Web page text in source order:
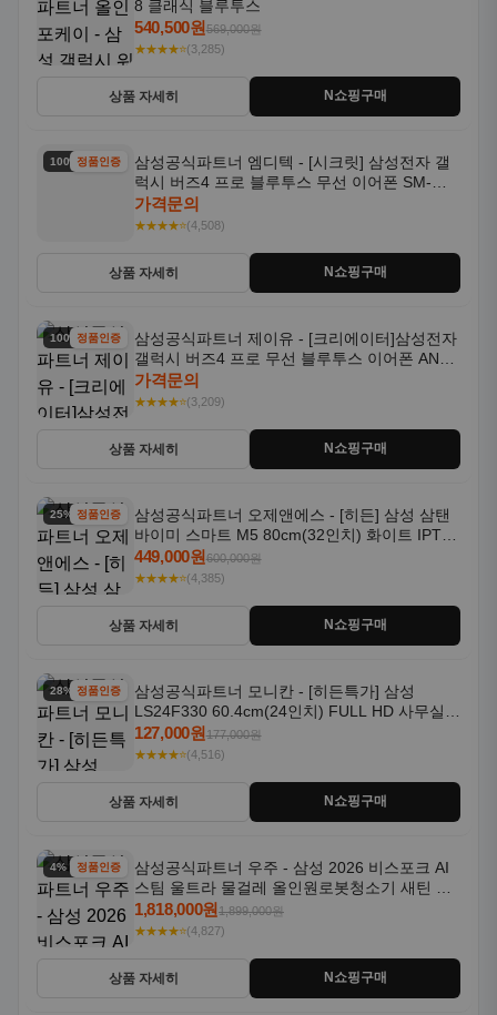
8 클래식 블루투스
540,500원569,000원
★★★★⭐(3,285)
상품 자세히 N쇼핑구매
100% 할인
정품인증
삼성공식파트너 엠디텍 - [시크릿] 삼성전자 갤
럭시 버즈4 프로 블루투스 무선 이어폰 SM-
R640N
가격문의
★★★★⭐(4,508)
상품 자세히 N쇼핑구매
100% 할인
정품인증
삼성공식파트너 제이유 - [크리에이터]삼성전자
갤럭시 버즈4 프로 무선 블루투스 이어폰 ANC
SM-R640N
가격문의
★★★★⭐(3,209)
상품 자세히 N쇼핑구매
25% 할인정품인증
삼성공식파트너 오제앤에스 - [히든] 삼성 삼탠
바이미 스마트 M5 80cm(32인치) 화이트 IPTV
OTT 패키지
449,000원600,000원
★★★★⭐(4,385)
상품 자세히 N쇼핑구매
28% 할인정품인증
삼성공식파트너 모니칸 - [히든특가] 삼성
LS24F330 60.4cm(24인치) FULL HD 사무실/
컴퓨터 모니터
127,000원177,000원
★★★★⭐(4,516)
상품 자세히 N쇼핑구매
4% 할인정품인증
삼성공식파트너 우주 - 삼성 2026 비스포크 AI
스팀 울트라 물걸레 올인원로봇청소기 새틴 그
레이지 AAG
1,818,000원1,899,000원
★★★★⭐(4,827)
상품 자세히 N쇼핑구매